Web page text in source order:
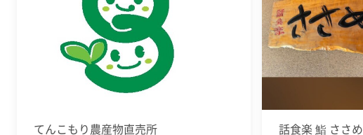
てんこもり農産物直売所 話食楽 鮨 ささめ